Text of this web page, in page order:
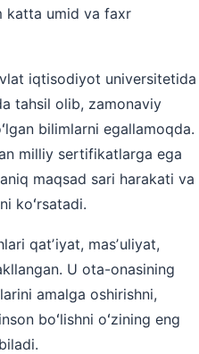
katta umid va faxr
iqtisodiyot universitetida
tahsil olib, zamonaviy
bilimlarni egallamoqda.
milliy sertifikatlarga ega
maqsad sari harakati va
koʻrsatadi.
qatʼiyat, masʼuliyat,
U ota-onasining
amalga oshirishni,
boʻlishni oʻzining eng